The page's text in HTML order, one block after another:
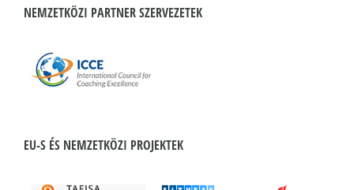
NEMZETKÖZI PARTNER SZERVEZETEK
EU-S ÉS NEMZETKÖZI PROJEKTEK